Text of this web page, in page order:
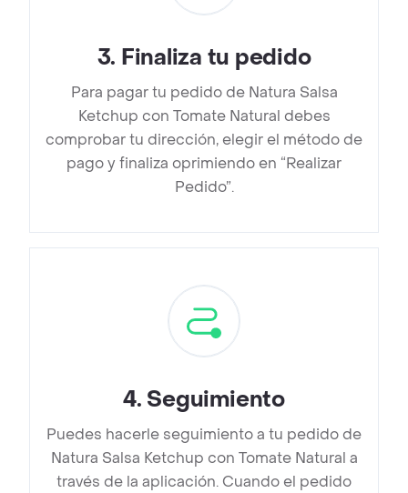
3. Finaliza tu pedido
Para pagar tu pedido de Natura Salsa
Ketchup con Tomate Natural debes
comprobar tu dirección, elegir el método de
pago y finaliza oprimiendo en “Realizar
Pedido”.
4. Seguimiento
Puedes hacerle seguimiento a tu pedido de
Natura Salsa Ketchup con Tomate Natural a
través de la aplicación. Cuando el pedido